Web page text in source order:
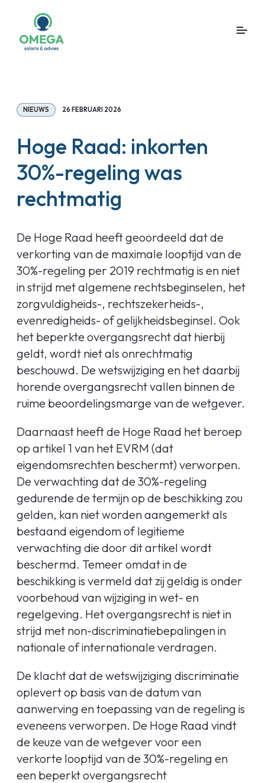
NIEUWS 26 FEBRUARI 2026
Hoge Raad: inkorten
30%-regeling was
rechtmatig
De Hoge Raad heeft geoordeeld dat de
verkorting van de maximale looptijd van de
30%-regeling per 2019 rechtmatig is en niet
in strijd met algemene rechtsbeginselen, het
zorgvuldigheids-, rechtszekerheids-,
evenredigheids- of gelijkheidsbeginsel. Ook
het beperkte overgangsrecht dat hierbij
geldt, wordt niet als onrechtmatig
beschouwd. De wetswijziging en het daarbij
horende overgangsrecht vallen binnen de
ruime beoordelingsmarge van de wetgever.
Daarnaast heeft de Hoge Raad het beroep
op artikel 1 van het EVRM (dat
eigendomsrechten beschermt) verworpen.
De verwachting dat de 30%-regeling
gedurende de termijn op de beschikking zou
gelden, kan niet worden aangemerkt als
bestaand eigendom of legitieme
verwachting die door dit artikel wordt
beschermd. Temeer omdat in de
beschikking is vermeld dat zij geldig is onder
voorbehoud van wijziging in wet- en
regelgeving. Het overgangsrecht is niet in
strijd met non-discriminatiebepalingen in
nationale of internationale verdragen.
De klacht dat de wetswijziging discriminatie
oplevert op basis van de datum van
aanwerving en toepassing van de regeling is
eveneens verworpen. De Hoge Raad vindt
de keuze van de wetgever voor een
verkorte looptijd van de 30%-regeling en
een beperkt overgangsrecht